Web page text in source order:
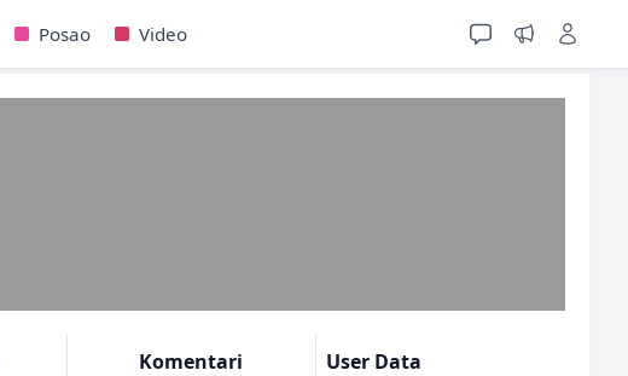
Posao Video
Komentari
User Data